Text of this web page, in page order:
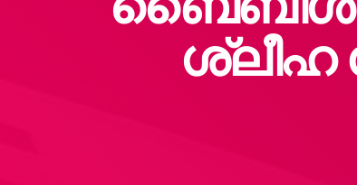
ശ്ലീഹ